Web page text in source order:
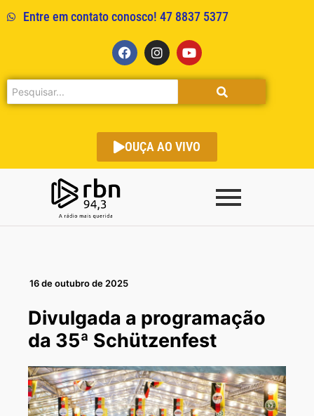
Entre em contato conosco! 47 8837 5377
OUÇA AO VIVO
16 de outubro de 2025
Divulgada a programação
da 35ª Schützenfest